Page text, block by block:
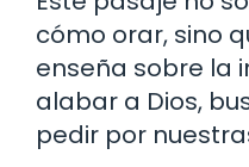
cómo orar, sino
enseña sobre la
alabar a Dios,
pedir por